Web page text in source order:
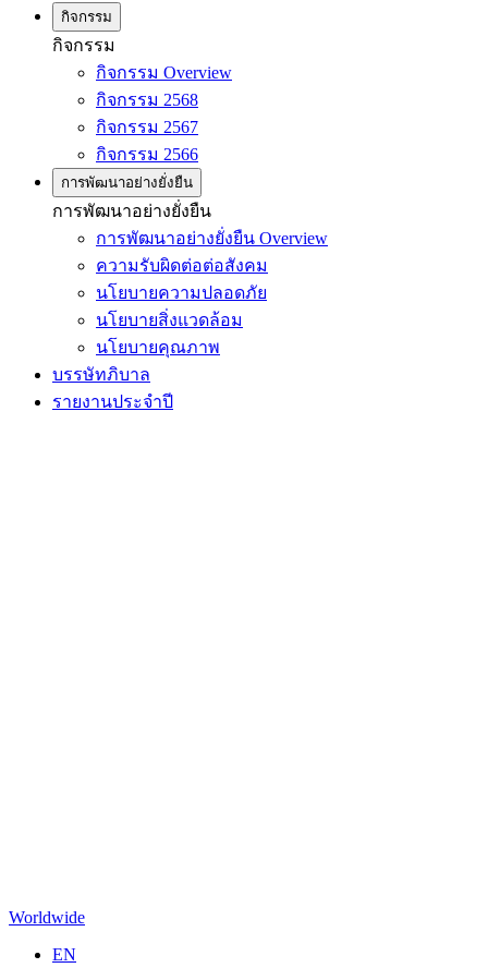
กิจกรรม
กิจกรรม
กิจกรรม Overview
กิจกรรม 2568
กิจกรรม 2567
กิจกรรม 2566
การพัฒนาอย่างยั่งยืน
การพัฒนาอย่างยั่งยืน
การพัฒนาอย่างยั่งยืน Overview
ความรับผิดต่อต่อสังคม
นโยบายความปลอดภัย
นโยบายสิ่งแวดล้อม
นโยบายคุณภาพ
บรรษัทภิบาล
รายงานประจำปี
Worldwide
EN